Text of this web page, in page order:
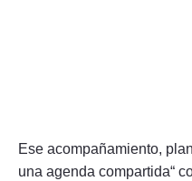
Ese acompañamiento,
una agenda compartida“